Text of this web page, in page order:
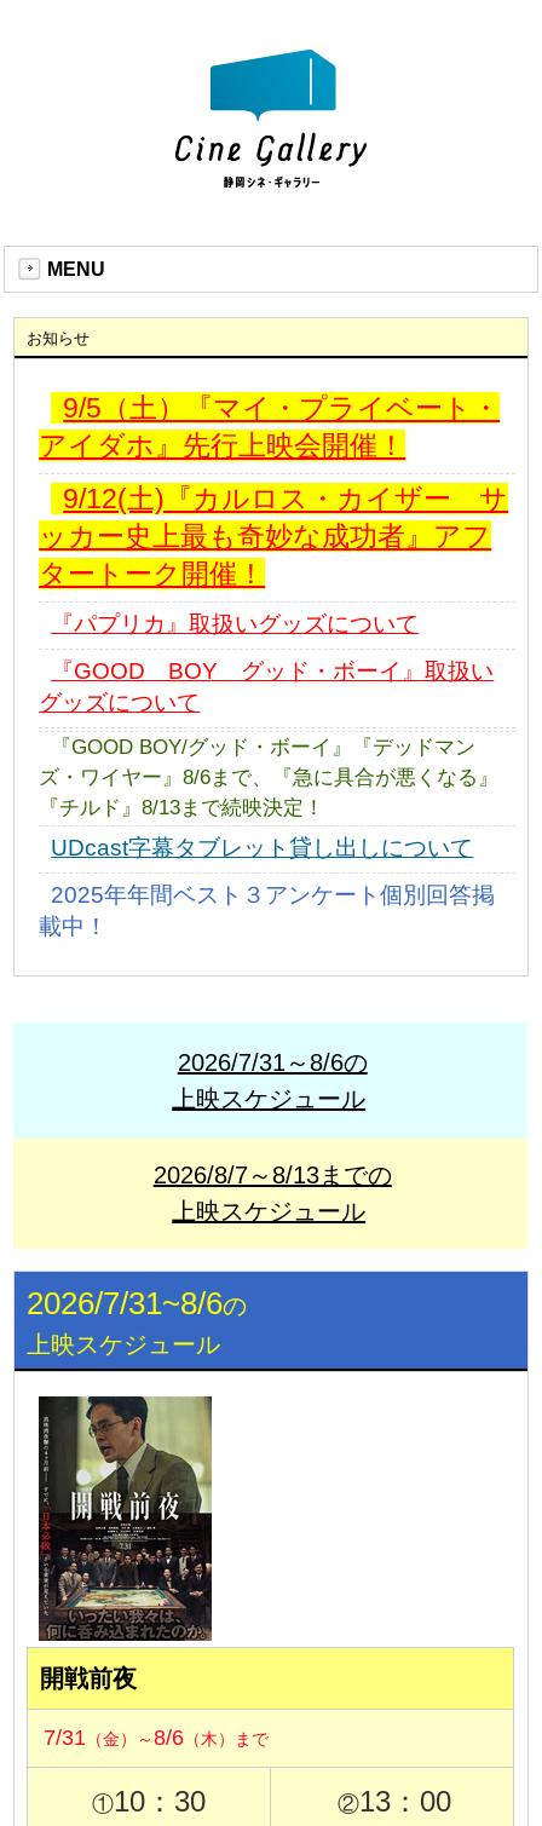
MENU
お知らせ
9/5（土）『マイ・プライベート・
アイダホ』先行上映会開催！
9/12(土)『カルロス・カイザー サ
ッカー史上最も奇妙な成功者』アフ
タートーク開催！
『パプリカ』取扱いグッズについて
『GOOD BOY グッド・ボーイ』取扱い
グッズについて
『GOOD BOY/グッド・ボーイ』『デッドマン
ズ・ワイヤー』8/6まで、『急に具合が悪くなる』
『チルド』8/13まで続映決定！
UDcast字幕タブレット貸し出しについて
2025年年間ベスト３アンケート個別回答掲
載中！
2026/7/31～8/6の
上映スケジュール
2026/8/7～8/13までの
上映スケジュール
2026/7/31~8/6の
上映スケジュール
開戦前夜
7/31 （金）～8/6 （木）まで
①10：30 ②13：00